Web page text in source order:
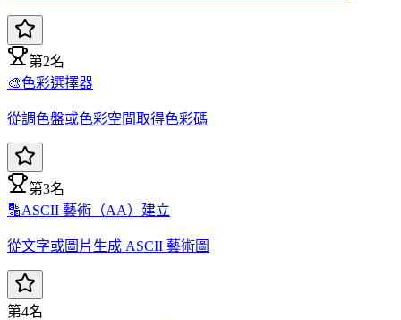
第2名
🎨色彩選擇器
從調色盤或色彩空間取得色彩碼
第3名
🔡ASCII 藝術（AA）建立
從文字或圖片生成 ASCII 藝術圖
第4名